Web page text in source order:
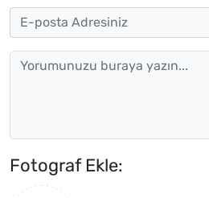
Fotograf Ekle: